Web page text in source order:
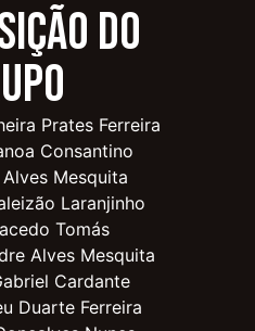
do
Prates Ferreira
Consantino
Mesquita
Laranjinho
Tomás
Alves Mesquita
Cardante
Duarte Ferreira